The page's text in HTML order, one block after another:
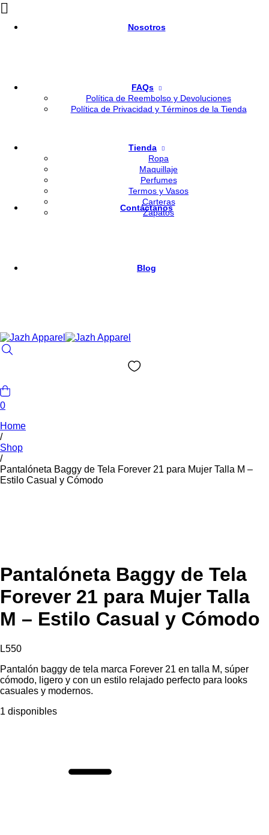
Nosotros
FAQs
Política de Reembolso y Devoluciones
Política de Privacidad y Términos de la Tienda
Tienda
Ropa
Maquillaje
Perfumes
Termos y Vasos
Carteras
Zapatos
Contáctanos
Blog
0
Home
/
Shop
/
Pantalóneta Baggy de Tela Forever 21 para Mujer Talla M –
Estilo Casual y Cómodo
Pantalóneta Baggy de Tela
Forever 21 para Mujer Talla
M – Estilo Casual y Cómodo
L550
Pantalón baggy de tela marca Forever 21 en talla M, súper
cómodo, ligero y con un estilo relajado perfecto para looks
casuales y modernos.
1 disponibles